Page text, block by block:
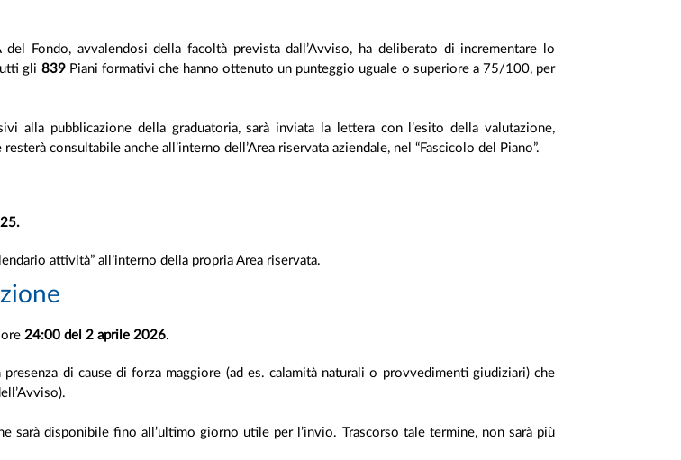
Fondo, avvalendosi della facoltà prevista dall’Avviso, ha deliberato di incrementare lo
gli 839Piani formativi che hanno ottenuto un punteggio uguale o superiore a 75/100, per
alla pubblicazione della graduatoria, sarà inviata la lettera con l’esito della valutazione,
consultabile anche all’interno dell’Area riservata aziendale, nel “Fascicolo del Piano”.
attività” all’interno della propria Area riservata.
24:00 del 2 aprile 2026.
di cause di forza maggiore (ad es. calamità naturali o provvedimenti giudiziari) che
sarà disponibile fino all’ultimo giorno utile per l’invio. Trascorso tale termine, non sarà più